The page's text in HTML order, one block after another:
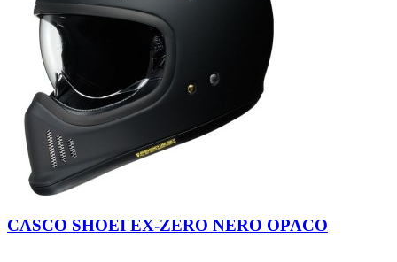
Black
CASCO SHOEI EX-ZERO NERO OPACO